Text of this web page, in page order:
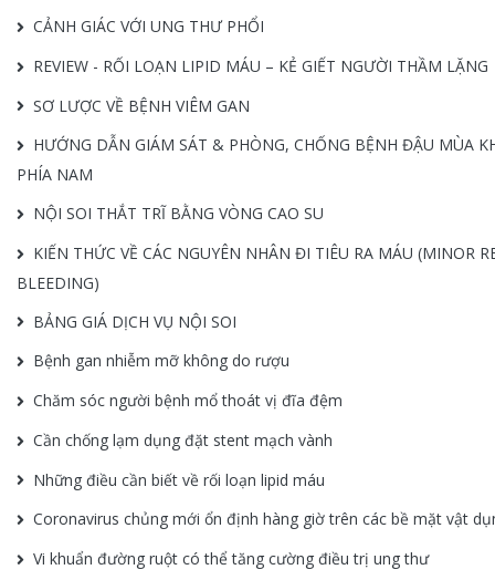
CẢNH GIÁC VỚI UNG THƯ PHỔI
REVIEW - RỐI LOẠN LIPID MÁU – KẺ GIẾT NGƯỜI THẦM LẶNG
SƠ LƯỢC VỀ BỆNH VIÊM GAN
HƯỚNG DẪN GIÁM SÁT & PHÒNG, CHỐNG BỆNH ĐẬU MÙA
PHÍA NAM
NỘI SOI THẮT TRĨ BẰNG VÒNG CAO SU
KIẾN THỨC VỀ CÁC NGUYÊN NHÂN ĐI TIÊU RA MÁU (MINOR
BLEEDING)
BẢNG GIÁ DỊCH VỤ NỘI SOI
Bệnh gan nhiễm mỡ không do rượu
Chăm sóc người bệnh mổ thoát vị đĩa đệm
Cần chống lạm dụng đặt stent mạch vành
Những điều cần biết về rối loạn lipid máu
Coronavirus chủng mới ổn định hàng giờ trên các bề mặt vật
Vi khuẩn đường ruột có thể tăng cường điều trị ung thư